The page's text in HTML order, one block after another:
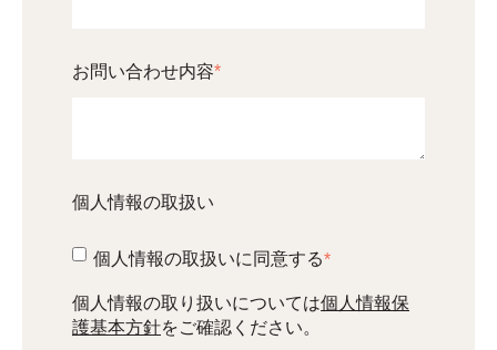
お問い合わせ内容*
個人情報の取扱い
個人情報の取扱いに同意する*
個人情報の取り扱いについては個人情報保
護基本方針をご確認ください。